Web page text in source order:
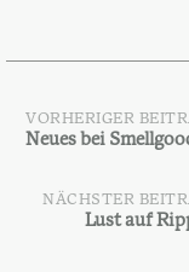
VORHERIGER
Neues bei
NÄCHSTER
Lust auf